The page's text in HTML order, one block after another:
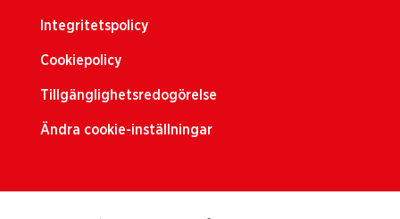
Integritetspolicy
Cookiepolicy
Tillgänglighetsredogörelse
Ändra cookie-inställningar